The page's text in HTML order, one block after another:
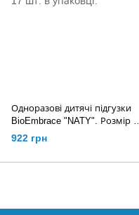
Одноразові дитячі підгузки
BioEmbrace "NATY". Розмір 6
(16+ кг.), 17 шт. в упаковці.
922 грн